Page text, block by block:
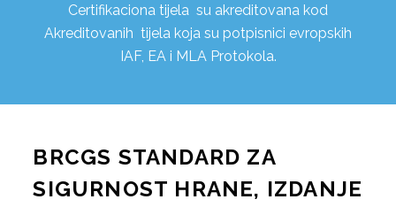
Certifikaciona tijela su akreditovana kod
Akreditovanih tijela koja su potpisnici evropskih
IAF, EA i MLA Protokola.
BRCGS STANDARD ZA
SIGURNOST HRANE, IZDANJE
FOOD STANDARDI